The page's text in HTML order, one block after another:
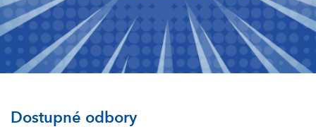
Dostupné odbory